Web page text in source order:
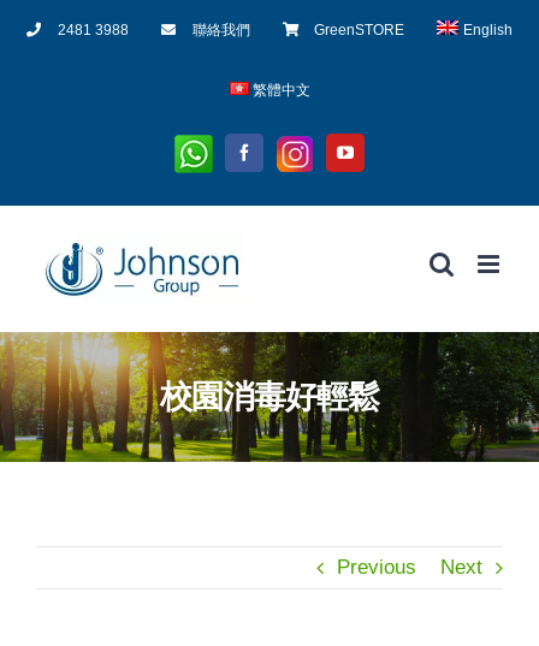
2481 3988 聯絡我們 GreenSTORE English
繁體中文
Whatsapp
Facebook
Instagram
YouTube
校園消毒好輕鬆
Previous Next